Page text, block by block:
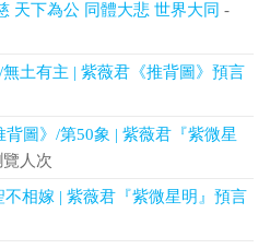
天下為公 同體大悲 世界大同 -
土有主 | 紫薇君《推背圖》預言
圖》/第50象 | 紫薇君『紫微星
人次
相嫁 | 紫薇君『紫微星明』預言